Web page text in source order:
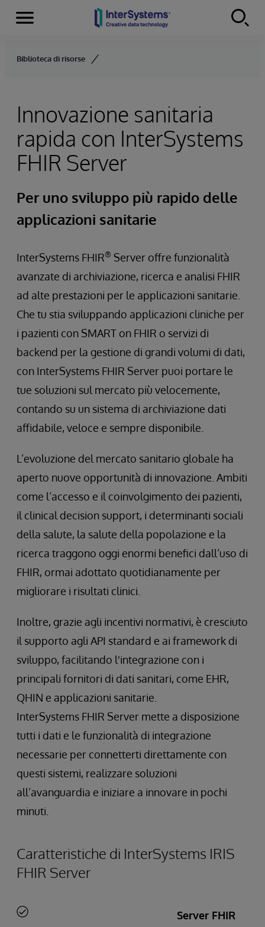
Skip to content
Menu
Biblioteca di risorse
Innovazione sanitaria
rapida con InterSystems
FHIR Server
Per uno sviluppo più rapido delle
applicazioni sanitarie
InterSystems FHIR® Server offre funzionalità
avanzate di archiviazione, ricerca e analisi FHIR
ad alte prestazioni per le applicazioni sanitarie.
Che tu stia sviluppando applicazioni cliniche per
i pazienti con SMART on FHIR o servizi di
backend per la gestione di grandi volumi di dati,
con InterSystems FHIR Server puoi portare le
tue soluzioni sul mercato più velocemente,
contando su un sistema di archiviazione dati
affidabile, veloce e sempre disponibile.
L’evoluzione del mercato sanitario globale ha
aperto nuove opportunità di innovazione. Ambiti
come l’accesso e il coinvolgimento dei pazienti,
il clinical decision support, i determinanti sociali
della salute, la salute della popolazione e la
ricerca traggono oggi enormi benefici dall’uso di
FHIR, ormai adottato quotidianamente per
migliorare i risultati clinici.
Inoltre, grazie agli incentivi normativi, è cresciuto
il supporto agli API standard e ai framework di
sviluppo, facilitando l'integrazione con i
principali fornitori di dati sanitari, come EHR,
QHIN e applicazioni sanitarie.
InterSystems FHIR Server mette a disposizione
tutti i dati e le funzionalità di integrazione
necessarie per connetterti direttamente con
questi sistemi, realizzare soluzioni
all’avanguardia e iniziare a innovare in pochi
minuti.
Caratteristiche di InterSystems IRIS
FHIR Server
Server FHIR